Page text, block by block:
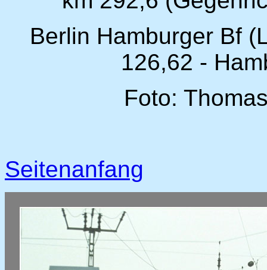
Berlin Hamburger Bf
126,62 -
Foto:
Seitenanfang